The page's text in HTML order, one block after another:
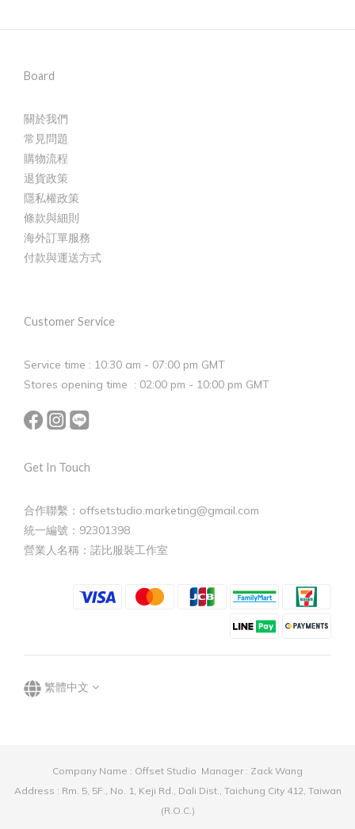
Board
關於我們
常見問題
購物流程
退貨政策
隱私權政策
條款與細則
海外訂單服務
付款與運送方式
Customer Service
Service time : 10:30 am - 07:00 pm GMT
Stores opening time : 02:00 pm - 10:00 pm GMT
Get In Touch
合作聯繫：offsetstudio.marketing@gmail.com
統一編號：92301398
營業人名稱：諾比服裝工作室
繁體中文
Company Name : Offset Studio Manager : Zack Wang
Address : Rm. 5, 5F., No. 1, Keji Rd., Dali Dist., Taichung City 412, Taiwan
(R.O.C.)